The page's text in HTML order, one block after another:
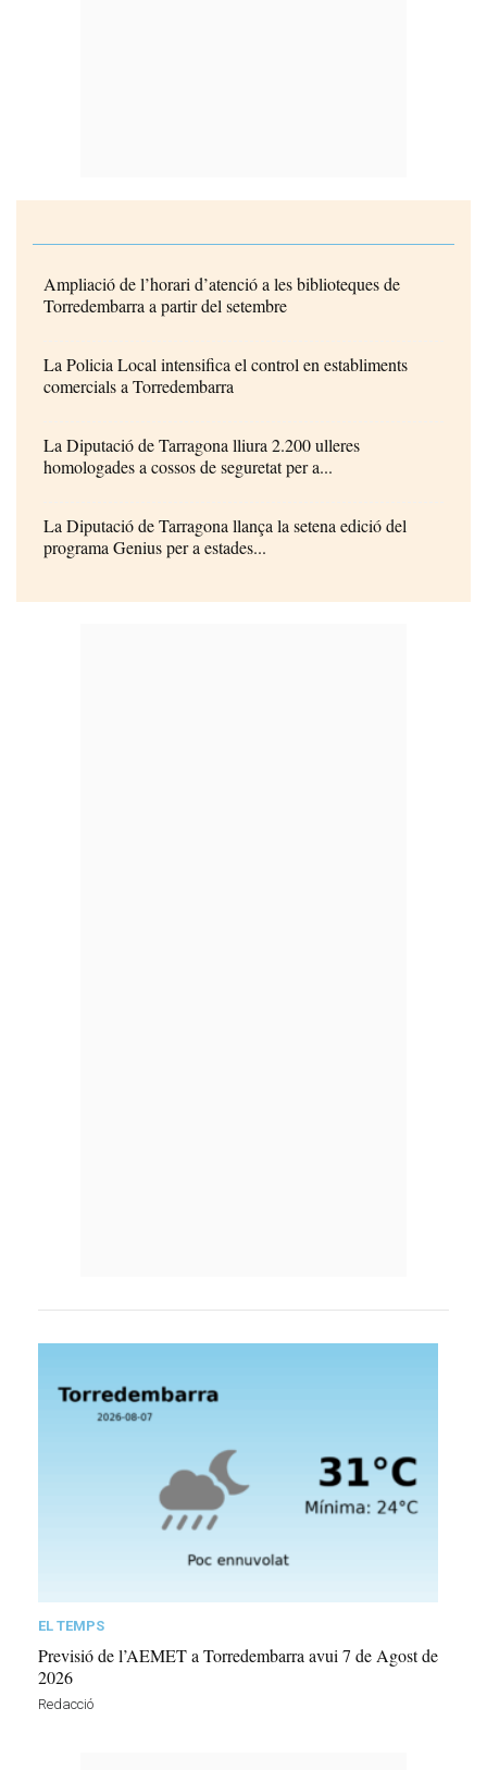
Ampliació de l’horari d’atenció a les biblioteques de
Torredembarra a partir del setembre
La Policia Local intensifica el control en establiments
comercials a Torredembarra
La Diputació de Tarragona lliura 2.200 ulleres
homologades a cossos de seguretat per a...
La Diputació de Tarragona llança la setena edició del
programa Genius per a estades...
EL TEMPS
Previsió de l’AEMET a Torredembarra avui 7 de Agost de
2026
Redacció